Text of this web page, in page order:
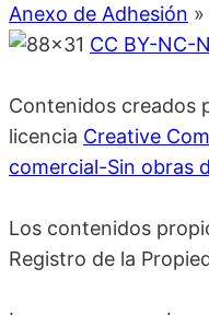
Anexo de Adhesión »
CC BY-NC-
Contenidos creados
licencia Creative
comercial-Sin obras
Los contenidos
Registro de la